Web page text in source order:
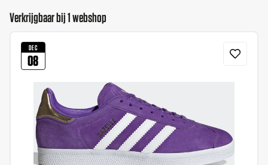
Verkrijgbaar bij 1 webshop
DEC
08